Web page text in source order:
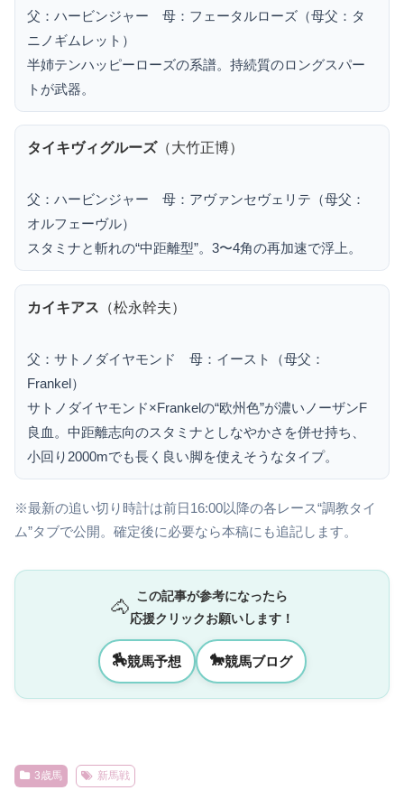
父：ハービンジャー 母：フェータルローズ（母父：タ
ニノギムレット）
半姉テンハッピーローズの系譜。持続質のロングスパー
トが武器。
タイキヴィグルーズ（大竹正博）
父：ハービンジャー 母：アヴァンセヴェリテ（母父：
オルフェーヴル）
スタミナと斬れの“中距離型”。3〜4角の再加速で浮上。
カイキアス （松永幹夫）
父：サトノダイヤモンド 母：イースト（母父：
Frankel）
サトノダイヤモンド×Frankelの“欧州色”が濃いノーザンF
良血。中距離志向のスタミナとしなやかさを併せ持ち、
小回り2000mでも長く良い脚を使えそうなタイプ。
※最新の追い切り時計は前日16:00以降の各レース“調教タイ
ム”タブで公開。確定後に必要なら本稿にも追記します。
🐴
この記事が参考になったら
応援クリックお願いします！
🏇競馬予想 🐎競馬ブログ
3歳馬 新馬戦